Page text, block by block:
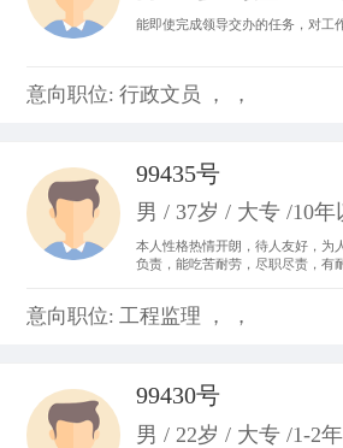
能即使完成领导交办的任务，对工
意向职位: 行政文员 ， ，
99435号
男 / 37岁 / 大专 /10年
本人性格热情开朗，待人友好，为
负责，能吃苦耐劳，尽职尽责，有
的精神，并从工作中体会到乐趣，
意向职位: 工程监理 ， ，
99430号
男 / 22岁 / 大专 /1-2年